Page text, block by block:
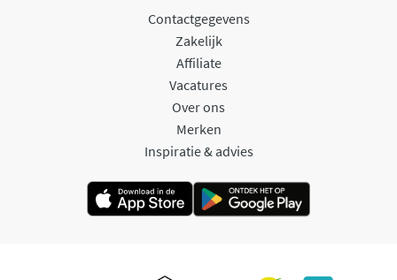
Contactgegevens
Zakelijk
Affiliate
Vacatures
Over ons
Merken
Inspiratie & advies